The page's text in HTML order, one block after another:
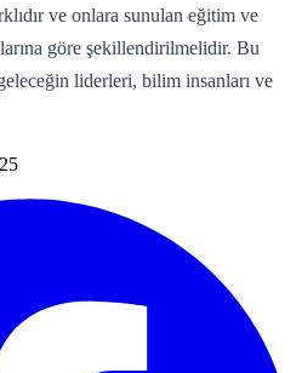
ve onlara sunulan eğitim ve
göre şekillendirilmelidir. Bu
liderleri, bilim insanları ve